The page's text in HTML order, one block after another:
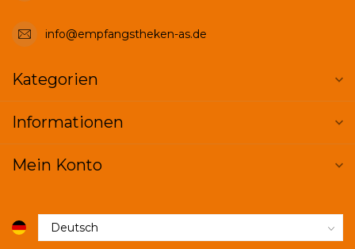
info@empfangstheken-as.de
Kategorien
Informationen
Mein Konto